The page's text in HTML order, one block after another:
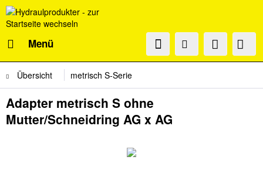
Menü
Übersicht metrisch S-Serie
Adapter metrisch S ohne
Mutter/Schneidring AG x AG